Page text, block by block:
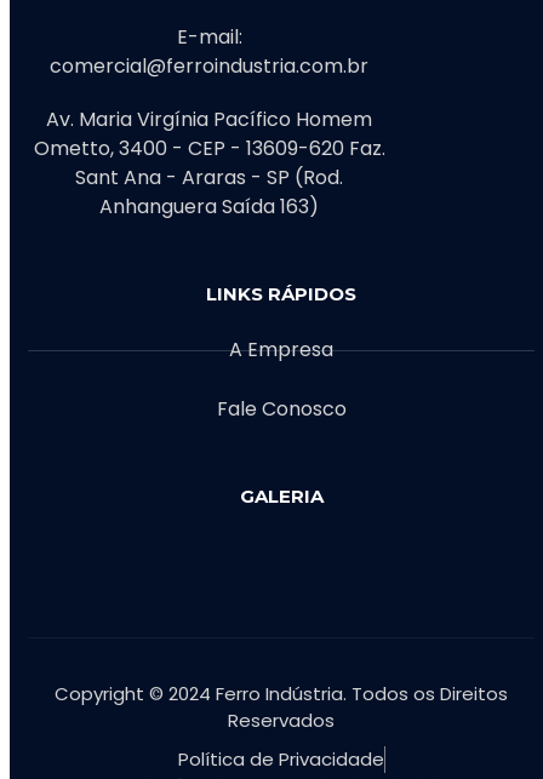
E-mail:
comercial@ferroindustria.com.br
Av. Maria Virgínia Pacífico Homem
Ometto, 3400 - CEP - 13609-620 Faz.
Sant Ana - Araras - SP (Rod.
Anhanguera Saída 163)
LINKS RÁPIDOS
A Empresa
Fale Conosco
GALERIA
Copyright © 2024 Ferro Indústria. Todos os Direitos
Reservados
Política de Privacidade